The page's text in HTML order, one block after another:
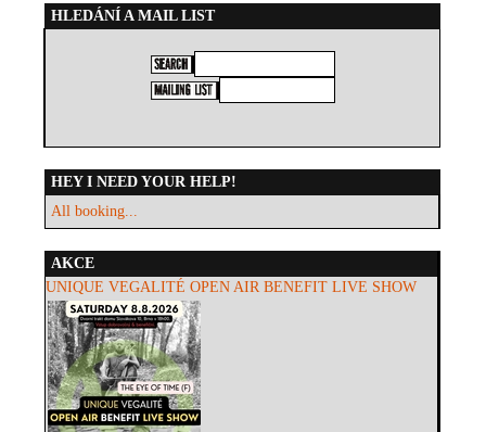
HLEDÁNÍ A MAIL LIST
HEY I NEED YOUR HELP!
All booking...
AKCE
UNIQUE VEGALITÉ OPEN AIR BENEFIT LIVE SHOW